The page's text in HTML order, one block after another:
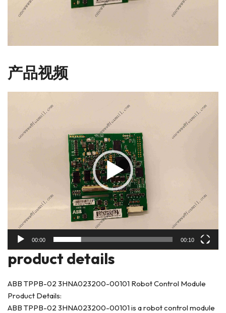
产品视频
00:00 00:10
product details
ABB TPPB-02 3HNA023200-00101 Robot Control Module
Product Details:
ABB TPPB-02 3HNA023200-00101 is a robot control module